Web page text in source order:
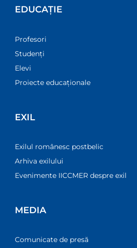
EDUCAȚIE
Profesori
Studenți
Elevi
Proiecte educaționale
EXIL
Exilul românesc postbelic
Arhiva exilului
Evenimente IICCMER despre exil
MEDIA
Comunicate de presă